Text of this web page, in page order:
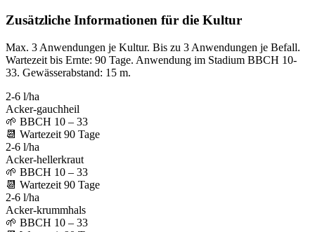
Zusätzliche Informationen für die Kultur
Max. 3 Anwendungen je Kultur. Bis zu 3 Anwendungen je Befall.
Wartezeit bis Ernte: 90 Tage. Anwendung im Stadium BBCH 10-
33. Gewässerabstand: 15 m.
2-6 l/ha
Acker-gauchheil
🌱 BBCH 10 – 33
📆 Wartezeit 90 Tage
2-6 l/ha
Acker-hellerkraut
🌱 BBCH 10 – 33
📆 Wartezeit 90 Tage
2-6 l/ha
Acker-krummhals
🌱 BBCH 10 – 33